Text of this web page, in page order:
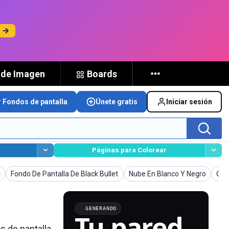
→
Imagen Boards
Fondos de pantalla Únete gratis Iniciar sesión
Páginas para Colorear
Fondo De Pantalla De Black Bullet
Fondos de pantalla Nube En Blanco Y Negro
Fondos de pantalla
GENERANDO